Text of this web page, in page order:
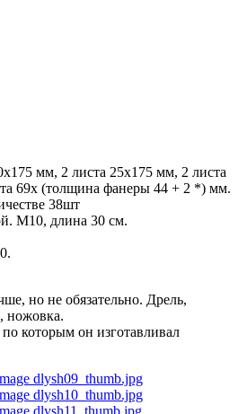
мм, 2 листа 25x175 мм, 2 листа
69x (толщина фанеры 44 + 2 *) мм.
38шт
M10, длина 30 см.
но не обязательно. Дрель,
ножовка.
по которым он изготавливал